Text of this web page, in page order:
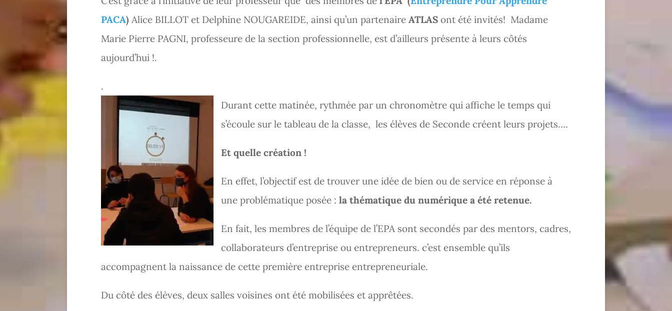
PACA) Alice BILLOT et Delphine NOUGAREIDE, ainsi qu’un partenaire ATLASont été invités! Madame
Marie Pierre PAGNI, professeure de la section professionnelle, est d’ailleurs présente à leurs côtés
aujourd’hui !.
.
Durant cette matinée, rythmée par un chronomètre qui affiche le temps qui
s’écoule sur le tableau de la classe, les élèves de Seconde créent leurs projets….
Et quelle création !
En effet, l’objectif est de trouver une idée de bien ou de service en réponse à
une problématique posée : la thématique du numérique a été retenue.
En fait, les membres de l’équipe de l’EPA sont secondés par des mentors, cadres,
collaborateurs d’entreprise ou entrepreneurs. c’est ensemble qu’ils
accompagnent la naissance de cette première entreprise entrepreneuriale.
Du côté des élèves, deux salles voisines ont été mobilisées et apprêtées.